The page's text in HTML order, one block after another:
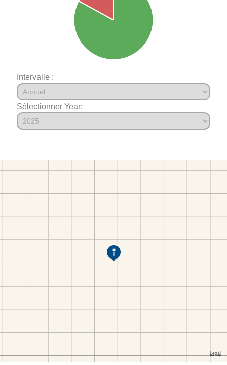
Intervalle :
Sélectionner Year: